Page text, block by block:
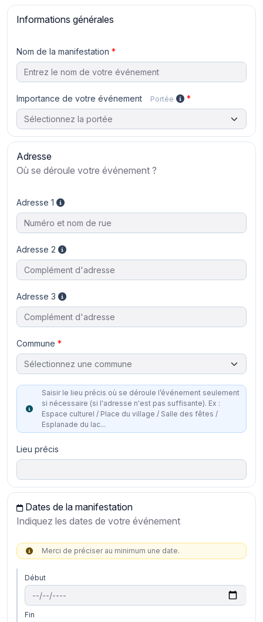
Informations générales
Nom de la manifestation
Importance de votre événement Portée
Adresse
Où se déroule votre événement ?
Adresse 1
Adresse 2
Adresse 3
Commune
Sélectionnez une commune
Saisir le lieu précis où se déroule l’événement seulement
si nécessaire (si l'adresse n'est pas suffisante). Ex :
Espace culturel / Place du village / Salle des fêtes /
Esplanade du lac...
Lieu précis
Dates de la manifestation
Indiquez les dates de votre événement
Merci de préciser au minimum une date.
Début
Fin